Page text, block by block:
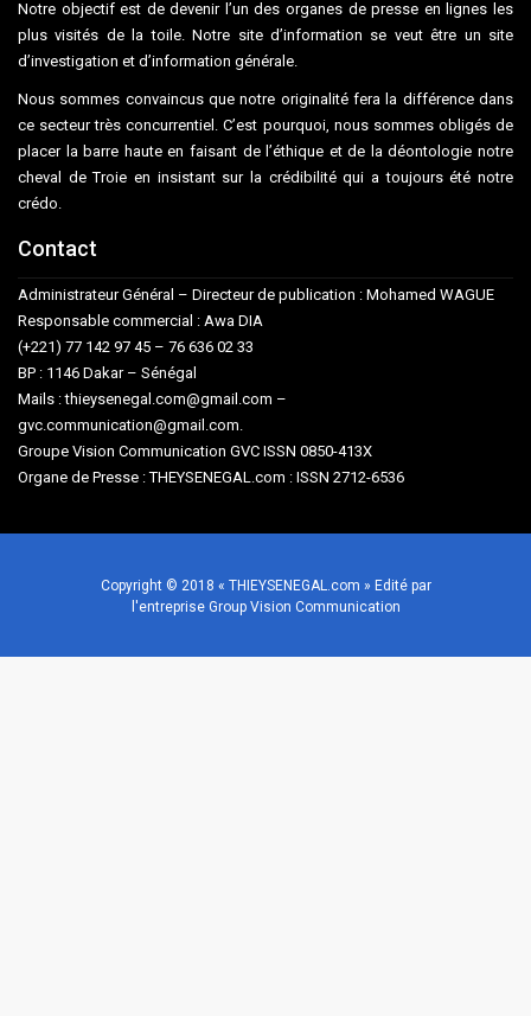
Notre objectif est de devenir l’un des organes de presse en lignes les
plus visités de la toile. Notre site d’information se veut être un site
d’investigation et d’information générale.
Nous sommes convaincus que notre originalité fera la différence dans
ce secteur très concurrentiel. C’est pourquoi, nous sommes obligés de
placer la barre haute en faisant de l’éthique et de la déontologie notre
cheval de Troie en insistant sur la crédibilité qui a toujours été notre
crédo.
Contact
Administrateur Général – Directeur de publication : Mohamed WAGUE
Responsable commercial : Awa DIA
(+221) 77 142 97 45 – 76 636 02 33
BP : 1146 Dakar – Sénégal
Mails : thieysenegal.com@gmail.com –
gvc.communication@gmail.com.
Groupe Vision Communication GVC ISSN 0850-413X
Organe de Presse : THEYSENEGAL.com : ISSN 2712-6536
Copyright © 2018 « THIEYSENEGAL.com » Edité par
l'entreprise Group Vision Communication